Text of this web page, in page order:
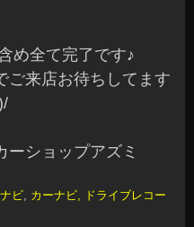
め全て完了です♪
ご来店お待ちしてます
ショップアズミ
ビ, カーナビ, ドライブレコー